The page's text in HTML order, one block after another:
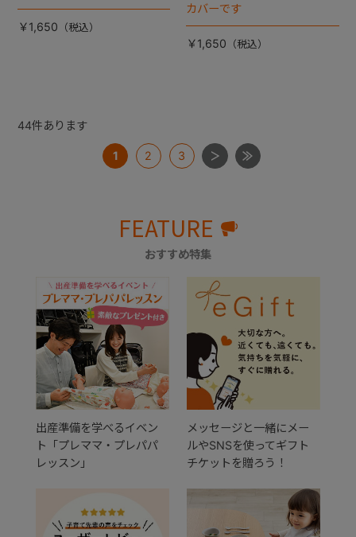
￥1,650
カバーです
￥1,650
44件あります
1 2 3
FEATURE
おすすめ特集
出産準備を学べるイベン
ト「プレママ・プレパパ
レッスン」
メッセージと一緒にメー
ルやSNSを使ってギフト
チケットを贈ろう！